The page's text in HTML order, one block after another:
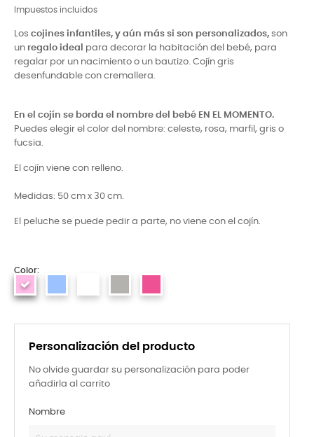
Impuestos incluidos
Los cojines infantiles, y aún más si son personalizados, son
un regalo ideal
para decorar la habitación del bebé, para
regalar por un nacimiento o un bautizo. Cojín gris
desenfundable con cremallera.
En el cojín se borda el nombre del bebé EN EL MOMENTO.
Puedes elegir el color del nombre: celeste, rosa, marfil, gris o
fucsia.
El cojín viene con relleno.
Medidas: 50 cm x 30 cm.
El peluche se puede pedir a parte, no viene con el cojín.
Personalización del producto
No olvide guardar su personalización para poder
añadirla al carrito
Nombre
Color: